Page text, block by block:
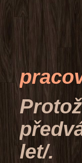
let/.